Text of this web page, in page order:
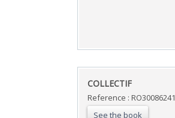
‎COLLECTIF‎
Reference : RO30086241
See the book